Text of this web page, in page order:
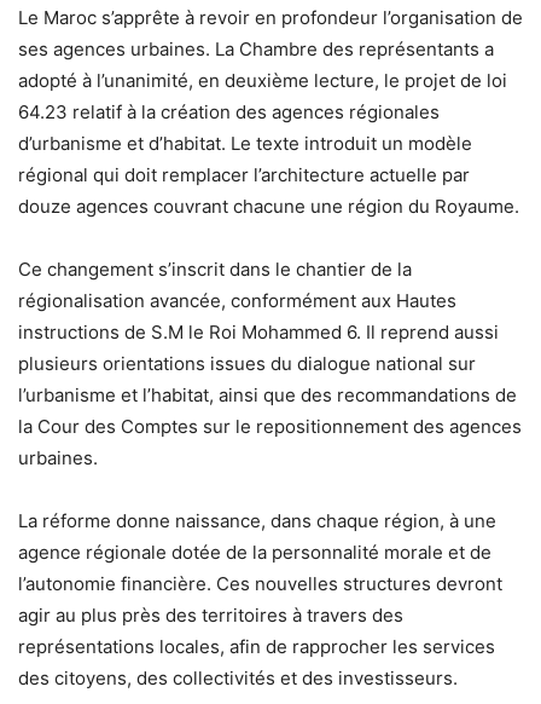
Le Maroc s’apprête à revoir en profondeur l’organisation de
ses agences urbaines. La Chambre des représentants a
adopté à l’unanimité, en deuxième lecture, le projet de loi
64.23 relatif à la création des agences régionales
d’urbanisme et d’habitat. Le texte introduit un modèle
régional qui doit remplacer l’architecture actuelle par
douze agences couvrant chacune une région du Royaume.
Ce changement s’inscrit dans le chantier de la
régionalisation avancée, conformément aux Hautes
instructions de S.M le Roi Mohammed 6. Il reprend aussi
plusieurs orientations issues du dialogue national sur
l’urbanisme et l’habitat, ainsi que des recommandations de
la Cour des Comptes sur le repositionnement des agences
urbaines.
La réforme donne naissance, dans chaque région, à une
agence régionale dotée de la personnalité morale et de
l’autonomie financière. Ces nouvelles structures devront
agir au plus près des territoires à travers des
représentations locales, afin de rapprocher les services
des citoyens, des collectivités et des investisseurs.